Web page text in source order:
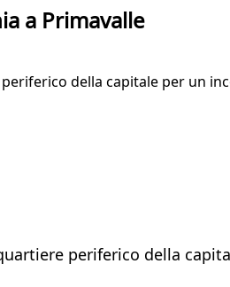
a Primavalle
della capitale per un
periferico della